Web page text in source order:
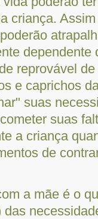
criança.
reprovável
e caprichos
suas
suas
a criança
de
a mãe é o